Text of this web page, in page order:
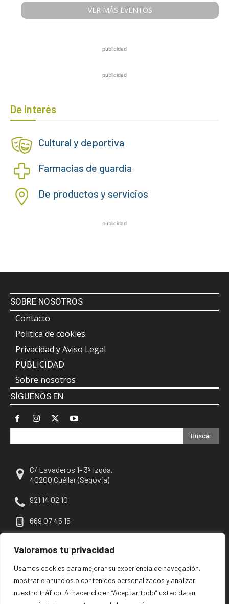
Valoramos tu privacidad
Usamos cookies para mejorar su experiencia de navegación,
mostrarle anuncios o contenidos personalizados y analizar
nuestro tráfico. Al hacer clic en “Aceptar todo” usted da su
VER MÁS EVENTOS
publicidad
publicidad
De Interés
Cultural y deportiva
Farmacias de guardia
De productos y servicios
publicidad
SOBRE NOSOTROS
Contacto
Política de cookies
Privacidad y Aviso Legal
PUBLICIDAD
Sobre nosotros
SÍGUENOS EN
Buscar
C/ Lavaderos 1- 3º Izqda.
40200 Cuéllar (Segovia)
921 14 02 10
669 07 45 15